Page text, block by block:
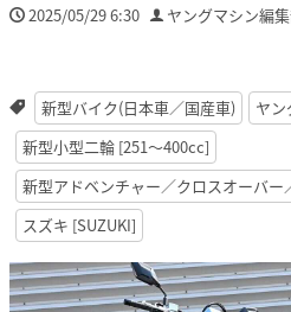
2025/05/29 6:30 ヤングマシン編
新型バイク(日本車／国産車)
ヤン
新型小型二輪 [251〜400cc]
新型アドベンチャー／クロスオーバー
スズキ [SUZUKI]